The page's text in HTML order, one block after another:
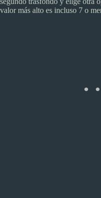
valor más alto es incluso 7 o